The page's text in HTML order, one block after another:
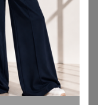
ok.ru
Войти